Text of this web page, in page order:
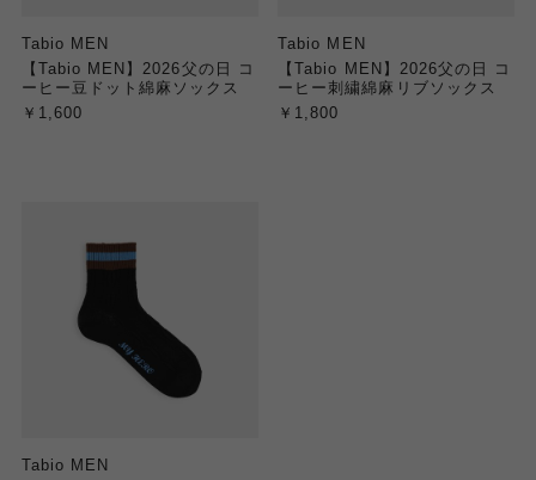
Tabio MEN
【Tabio MEN】2026父の日 コ
ーヒー豆ドット綿麻ソックス
￥1,600
Tabio MEN
【Tabio MEN】2026父の日 コ
ーヒー刺繍綿麻リブソックス
￥1,800
Tabio MEN